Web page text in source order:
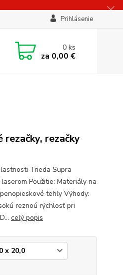
Prihlásenie
0ks
za 0,00 €
rezačky
Trieda Supra
Použitie: Materiály na
tehly Výhody:
reznoú rýchlosť pri
celý popis